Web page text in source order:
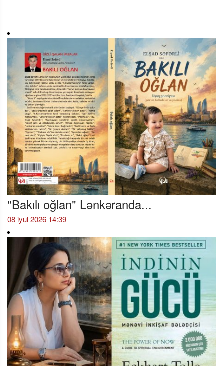
"Bakılı oğlan" Lənkəranda...
08 iyul 2026 14:39